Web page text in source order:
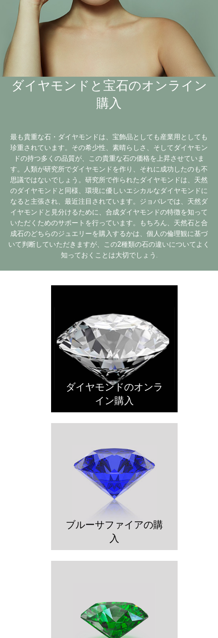
ダイヤモンドと宝石のオンライン
購入
最も貴重な石・ダイヤモンドは、宝飾品としても産業用としても
珍重されています。その希少性、素晴らしさ、そしてダイヤモン
ドの持つ多くの品質が、この貴重な石の価格を上昇させていま
す。人類が研究所でダイヤモンドを作り、それに成功したのも不
思議ではないでしょう。研究所で作られたダイヤモンドは、天然
のダイヤモンドと同様、環境に優しいエシカルなダイヤモンドに
なると主張され、最近注目されています。ジョバレでは、天然ダ
イヤモンドと見分けるために、合成ダイヤモンドの特徴を知って
いただくためのサポートを行っています。もちろん、天然石と合
成石のどちらのジュエリーを購入するかは、個人の倫理観に基づ
いて判断していただきますが、この2種類の石の違いについてよく
知っておくことは大切でしょう.
ダイヤモンドのオンラ
イン購入
ブルーサファイアの購
入